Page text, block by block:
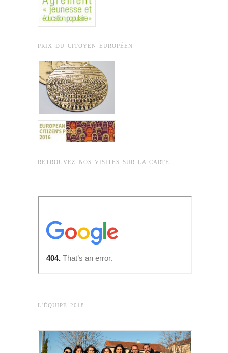
PRIX DU CITOYEN EUROPÉEN
RETROUVEZ NOS VISITES SUR LA CARTE
L’ÉQUIPE 2018